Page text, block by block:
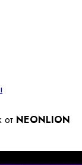
от NEONLION